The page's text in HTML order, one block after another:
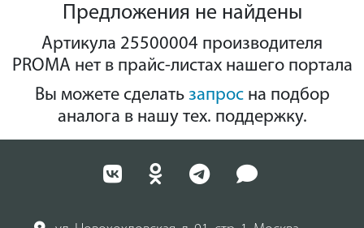
Предложения не найдены
Артикула 25500004 производителя
PROMA нет в прайс-листах нашего портала
Вы можете сделать запросна подбор
аналога в нашу тех. поддержку.